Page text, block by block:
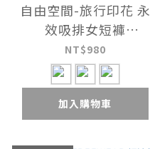
自由空間-旅行印花 永
效吸排女短褲
UE0Y3126
NT$980
加入購物車